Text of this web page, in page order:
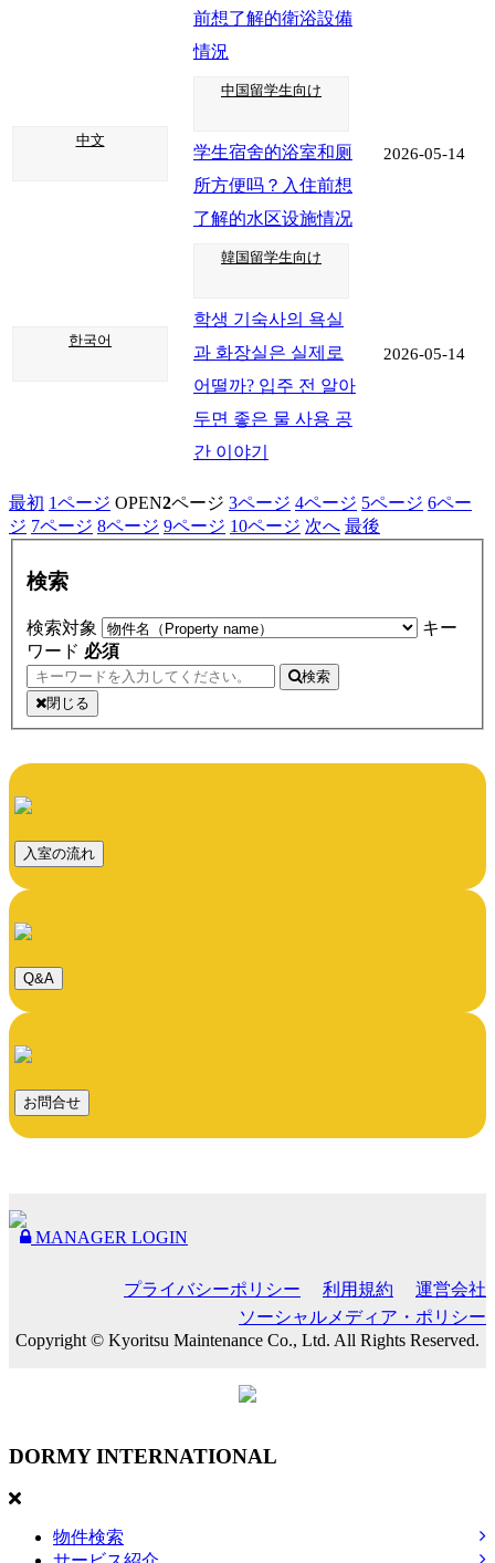
前想了解的衛浴設備
情況
中文
中国留学生向け
学生宿舍的浴室和厕
所方便吗？入住前想
了解的水区设施情况
2026-05-14
한국어
韓国留学生向け
학생 기숙사의 욕실
과 화장실은 실제로
어떨까? 입주 전 알아
두면 좋은 물 사용 공
간 이야기
2026-05-14
最初 1ページ OPEN2ページ 3ページ 4ページ 5ページ 6ペー
ジ 7ページ 8ページ 9ページ 10ページ 次へ 最後
検索
検索対象
キー
ワード 必須
検索
閉じる
入室の流れ
Q&A
お問合せ
MANAGER LOGIN
プライバシーポリシー 利用規約
運営会社
ソーシャルメディア・ポリシー
Copyright © Kyoritsu Maintenance Co., Ltd. All Rights Reserved.
DORMY INTERNATIONAL
物件検索